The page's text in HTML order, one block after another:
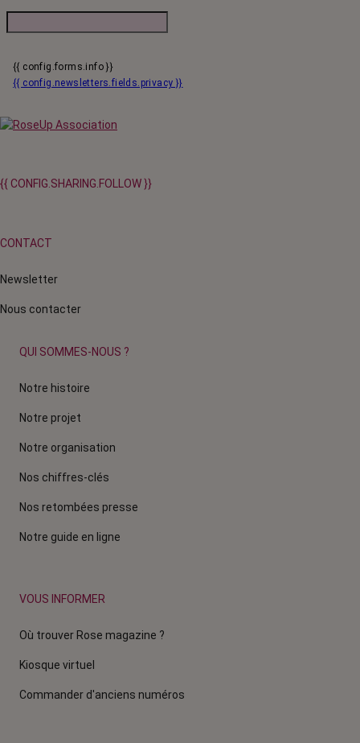
{{ config.forms.info }}
{{ config.newsletters.fields.privacy }}
{{ CONFIG.SHARING.FOLLOW }}
CONTACT
Newsletter
Nous contacter
QUI SOMMES-NOUS ?
Notre histoire
Notre projet
Notre organisation
Nos chiffres-clés
Nos retombées presse
Notre guide en ligne
VOUS INFORMER
Où trouver Rose magazine ?
Kiosque virtuel
Commander d'anciens numéros